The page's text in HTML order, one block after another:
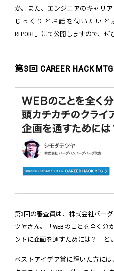
か。また、エンジニアのキャリア
じっくりとお話を伺いたいと
REPORT」にて公開しますので、ぜ
第3回 CAREER HACK
第3回の審査員は、株式会社バー
ツヤさん。「WEBのことを全く分
ントに企画を通すためには？」と
ベストアイデア賞に輝いた方に